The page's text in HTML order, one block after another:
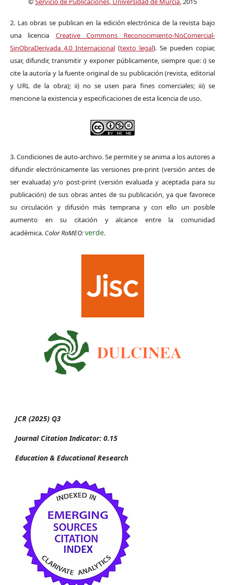
2. Las obras se publican en la edición electrónica de la revista bajo
una licencia Creative Commons Reconocimiento-NoComercial-
SinObraDerivada 4.0 Internacional (texto legal). Se pueden copiar,
usar, difundir, transmitir y exponer públicamente, siempre que: i) se
cite la autoría y la fuente original de su publicación (revista, editorial
y URL de la obra); ii) no se usen para fines comerciales; iii) se
mencione la existencia y especificaciones de esta licencia de uso.
3. Condiciones de auto-archivo. Se permite y se anima a los autores a
difundir electrónicamente las versiones pre-print (versión antes de
ser evaluada) y/o post-print (versión evaluada y aceptada para su
publicación) de sus obras antes de su publicación, ya que favorece
su circulación y difusión más temprana y con ello un posible
aumento en su citación y alcance entre la comunidad
académica. Color RoMEO:verde.
JCR (2025) Q3
Journal Citation Indicator: 0.15
Education & Educational Research